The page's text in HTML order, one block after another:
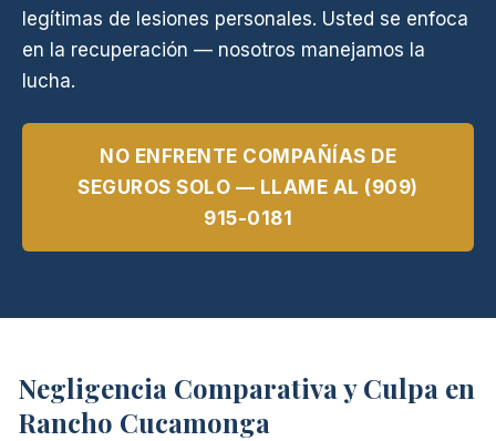
legítimas de lesiones personales. Usted se enfoca
en la recuperación — nosotros manejamos la
lucha.
NO ENFRENTE COMPAÑÍAS DE
SEGUROS SOLO — LLAME AL (909)
915-0181
Negligencia Comparativa y Culpa en
Rancho Cucamonga